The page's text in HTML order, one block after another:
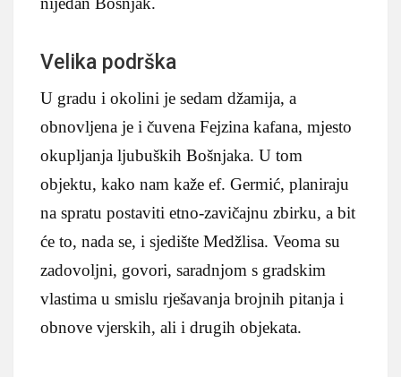
Velika podrška
U gradu i okolini je sedam džamija, a
obnovljena je i čuvena Fejzina kafana, mjesto
okupljanja ljubuških Bošnjaka. U tom
objektu, kako nam kaže ef. Germić, planiraju
na spratu postaviti etno-zavičajnu zbirku, a bit
će to, nada se, i sjedište Medžlisa. Veoma su
zadovoljni, govori, saradnjom s gradskim
vlastima u smislu rješavanja brojnih pitanja i
obnove vjerskih, ali i drugih objekata.